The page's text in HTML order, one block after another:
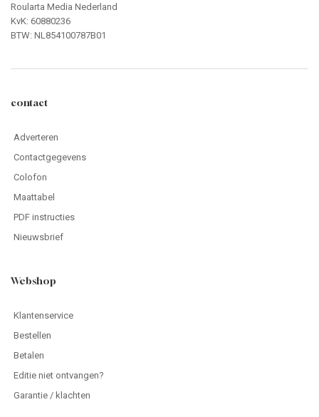
Roularta Media Nederland
KvK: 60880236
BTW: NL854100787B01
contact
Adverteren
Contactgegevens
Colofon
Maattabel
PDF instructies
Nieuwsbrief
Webshop
Klantenservice
Bestellen
Betalen
Editie niet ontvangen?
Garantie / klachten